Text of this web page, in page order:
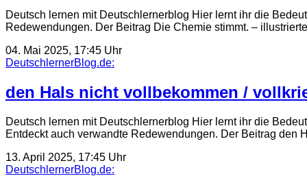
Deutsch lernen mit Deutschlernerblog Hier lernt ihr die
Redewendungen. Der Beitrag Die Chemie stimmt. –
04. Mai 2025, 17:45 Uhr
DeutschlernerBlog.de:
den Hals nicht vollbekommen /
Deutsch lernen mit Deutschlernerblog Hier lernt ihr die
Entdeckt auch verwandte Redewendungen. Der Beitrag
13. April 2025, 17:45 Uhr
DeutschlernerBlog.de: